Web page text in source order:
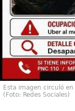
Esta imagen circuló
(Foto: Redes Sociales)